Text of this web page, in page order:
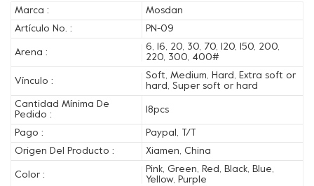
Marca :
Mosdan
Artículo No. :
PN-09
Arena :
6, 16, 20, 30, 70, 120, 150, 200,
220, 300, 400#
Vínculo :
Soft, Medium, Hard, Extra soft or
hard, Super soft or hard
Cantidad Mínima De
Pedido :
18pcs
Pago :
Paypal, T/T
Origen Del Producto :
Xiamen, China
Color :
Pink, Green, Red, Black, Blue,
Yellow, Purple